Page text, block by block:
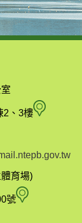
2、3樓 南
縣
育場)
號 空